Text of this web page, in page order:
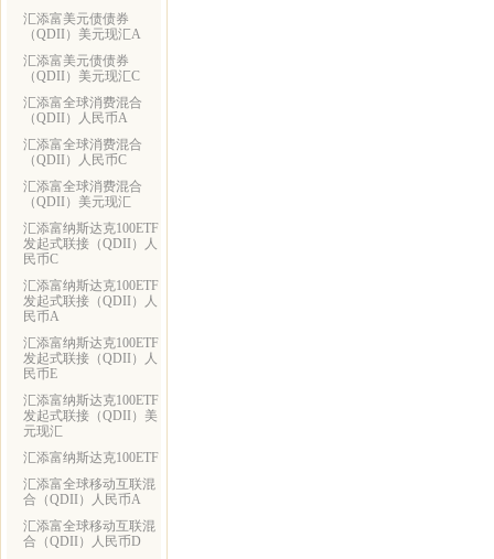
汇添富美元债债券
（QDII）美元现汇A
汇添富美元债债券
（QDII）美元现汇C
汇添富全球消费混合
（QDII）人民币A
汇添富全球消费混合
（QDII）人民币C
汇添富全球消费混合
（QDII）美元现汇
汇添富纳斯达克100ETF
发起式联接（QDII）人
民币C
汇添富纳斯达克100ETF
发起式联接（QDII）人
民币A
汇添富纳斯达克100ETF
发起式联接（QDII）人
民币E
汇添富纳斯达克100ETF
发起式联接（QDII）美
元现汇
汇添富纳斯达克100ETF
汇添富全球移动互联混
合（QDII）人民币A
汇添富全球移动互联混
合（QDII）人民币D